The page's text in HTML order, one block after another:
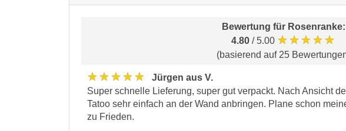
Bewertung für Rosenranke:
4.80 / 5.00 ★★★★★
(basierend auf 25
★★★★★
Jürgen aus V.
Super schnelle Lieferung, super gut verpackt. Nach Ansicht
Tatoo sehr einfach an der Wand anbringen. Plane schon
zu Frieden.